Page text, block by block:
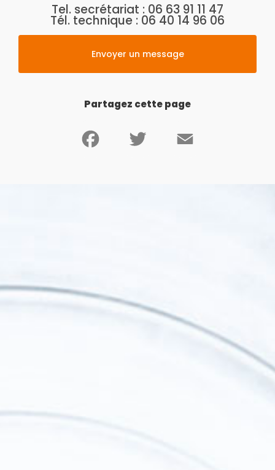
Tel. secrétariat : 06 63 91 11 47
Tél. technique : 06 40 14 96 06
Envoyer un message
Partagez cette page